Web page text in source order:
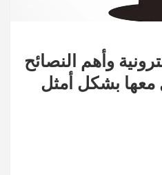
وأهم النصائح
معها بشكل أمثل